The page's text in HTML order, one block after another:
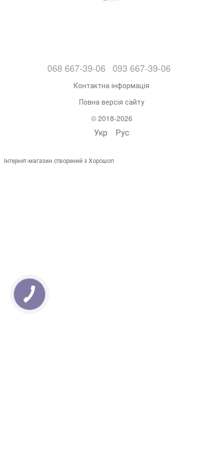
068 667-39-06 093 667-39-06
Контактна інформація
Повна версія сайту
© 2018-2026
Укр Рус
Інтернет-магазин створений з Хорошоп